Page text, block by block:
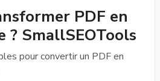
PDF en
? SmallSEOTools
pour convertir un PDF en